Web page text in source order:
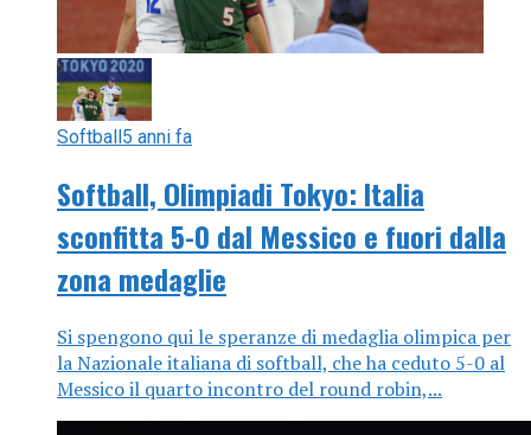
Softball5 anni fa
Softball, Olimpiadi Tokyo: Italia
sconfitta 5-0 dal Messico e fuori dalla
zona medaglie
Si spengono qui le speranze di medaglia olimpica per
la Nazionale italiana di softball, che ha ceduto 5-0 al
Messico il quarto incontro del round robin,...